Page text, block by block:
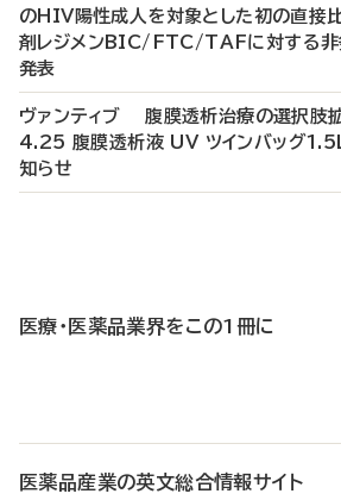
のHIV陽性成人を対象とした初の直接
剤レジメンBIC/FTC/TAFに対する非
発表
ヴァンティブ 腹膜透析治療の選択肢
4.25 腹膜透析液 UV ツインバッグ
知らせ
医療・医薬品業界をこの1冊に
医薬品産業の英文総合情報サイト